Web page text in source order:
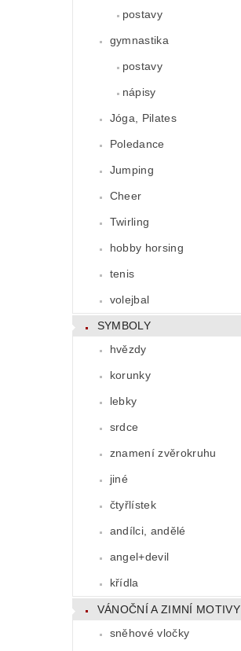
postavy
gymnastika
postavy
nápisy
Jóga, Pilates
Poledance
Jumping
Cheer
Twirling
hobby horsing
tenis
volejbal
SYMBOLY
hvězdy
korunky
lebky
srdce
znamení zvěrokruhu
jiné
čtyřlístek
andílci, andělé
angel+devil
křídla
VÁNOČNÍ A ZIMNÍ MOTIVY
sněhové vločky